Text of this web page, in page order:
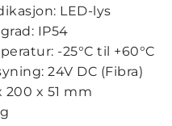
LED-lys
IP54
-25°C til +60°C
24V DC (Fibra)
200 x 51 mm